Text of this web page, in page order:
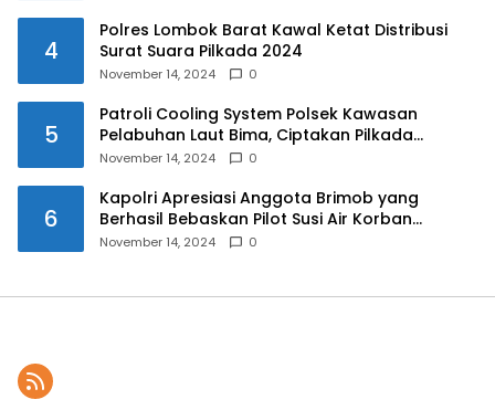
4
Polres Lombok Barat Kawal Ketat Distribusi
Surat Suara Pilkada 2024
November 14, 2024 0
5
Patroli Cooling System Polsek Kawasan
Pelabuhan Laut Bima, Ciptakan Pilkada
Serentak 2024 yang Aman dan Damai
November 14, 2024 0
6
Kapolri Apresiasi Anggota Brimob yang
Berhasil Bebaskan Pilot Susi Air Korban
Penyanderaan KKB
November 14, 2024 0